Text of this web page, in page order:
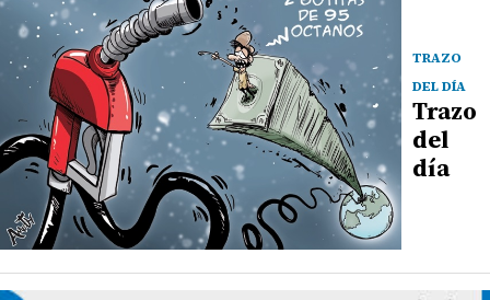
TRAZO
DEL DÍA
Trazo
del
día